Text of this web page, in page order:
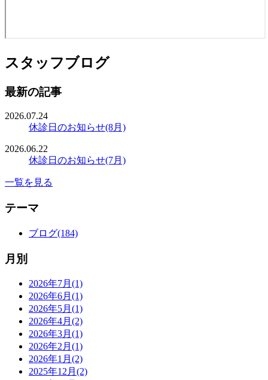
スタッフブログ
最新の記事
2026.07.24
休診日のお知らせ(8月)
2026.06.22
休診日のお知らせ(7月)
一覧を見る
テーマ
ブログ(184)
月別
2026年7月(1)
2026年6月(1)
2026年5月(1)
2026年4月(2)
2026年3月(1)
2026年2月(1)
2026年1月(2)
2025年12月(2)